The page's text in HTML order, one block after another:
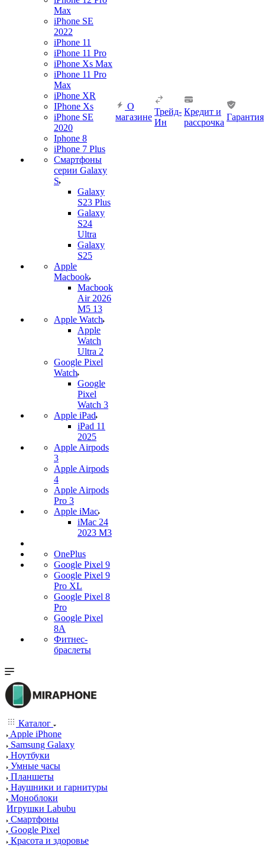
Max
iPhone SE
2022
iPhone 11
iPhone 11 Pro
iPhone Xs Max
iPhone 11 Pro
Max
iPhone XR
IPhone Xs
iPhone SE
2020
Iphone 8
iPhone 7 Plus
Смартфоны
серии Galaxy
S
Galaxy
S23 Plus
Galaxy
S24
Ultra
Galaxy
S25
Apple
Macbook
Macbook
Air 2026
M5 13
Apple Watch
Apple
Watch
Ultra 2
Google Pixel
Watch
Google
Pixel
Watch 3
Apple iPad
iPad 11
2025
Apple Airpods
3
Apple Airpods
4
Apple Airpods
Pro 3
Apple iMac
iMac 24
2023 M3
OnePlus
Google Pixel 9
Google Pixel 9
Pro XL
Google Pixel 8
Pro
Google Pixel
8A
Фитнес-
браслеты
О
магазине
Трейд-
Ин
Кредит и
рассрочка
Гарантия
Каталог
Apple iPhone
Samsung Galaxy
Ноутбуки
Умные часы
Планшеты
Наушники и гарнитуры
Моноблоки
Игрушки Labubu
Смартфоны
Google Pixel
Красота и здоровье